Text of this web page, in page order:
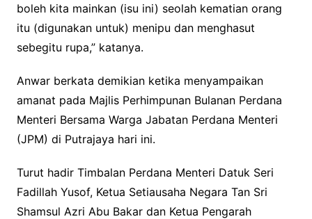
boleh kita mainkan (isu ini) seolah kematian orang
itu (digunakan untuk) menipu dan menghasut
sebegitu rupa,” katanya.
Anwar berkata demikian ketika menyampaikan
amanat pada Majlis Perhimpunan Bulanan Perdana
Menteri Bersama Warga Jabatan Perdana Menteri
(JPM) di Putrajaya hari ini.
Turut hadir Timbalan Perdana Menteri Datuk Seri
Fadillah Yusof, Ketua Setiausaha Negara Tan Sri
Shamsul Azri Abu Bakar dan Ketua Pengarah